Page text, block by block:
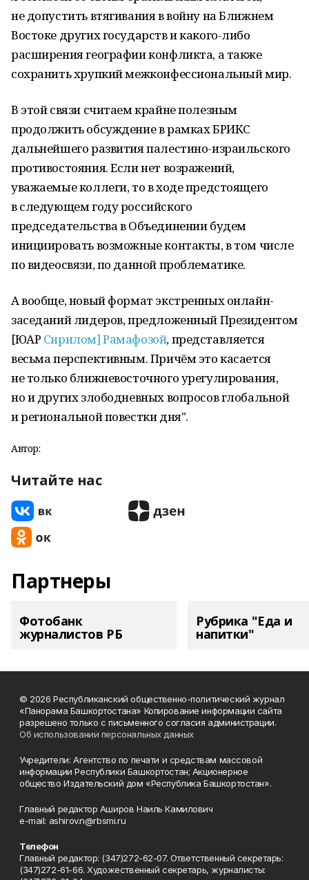
не допустить втягивания в войну на Ближнем
Востоке других государств и какого-либо
расширения географии конфликта, а также
сохранить хрупкий межконфессиональный мир.
В этой связи считаем крайне полезным
продолжить обсуждение в рамках БРИКС
дальнейшего развития палестино-израильского
противостояния. Если нет возражений,
уважаемые коллеги, то в ходе предстоящего
в следующем году российского
председательства в Объединении будем
инициировать возможные контакты, в том числе
по видеосвязи, по данной проблематике.
А вообще, новый формат экстренных онлайн-
заседаний лидеров, предложенный Президентом
[ЮАР Сирилом] Рамафозой, представляется
весьма перспективным. Причём это касается
не только ближневосточного урегулирования,
но и других злободневных вопросов глобальной
и региональной повестки дня".
Автор:
Читайте нас
Партнеры
Фотобанк
журналистов РБ
Рубрика "Еда и
напитки"
© 2026 Республиканский общественно-политический журнал
«Панорама Башкортостана» Копирование информации сайта
разрешено только с письменного согласия администрации.
Об использовании персональных данных
Учредители: Агентство по печати и средствам массовой
информации Республики Башкортостан; Акционерное
общество Издательский дом «Республика Башкортостан».
Главный редактор Аширов Наиль Камилович
e-mail: ashirov.n@rbsmi.ru
Телефон
Главный редактор: (347)272-62-07. Ответственный секретарь:
(347)272-61-66. Художественный секретарь, журналисты: